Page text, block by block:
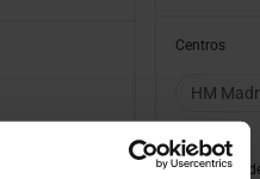
Centros
HM
Modalidad